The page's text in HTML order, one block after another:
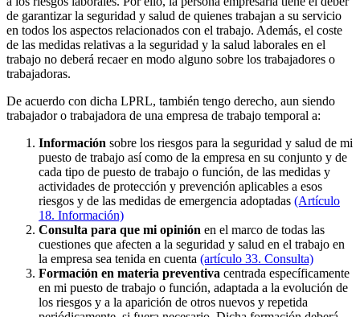
de garantizar la seguridad y salud de quienes trabajan a su servicio
en todos los aspectos relacionados con el trabajo. Además, el coste
de las medidas relativas a la seguridad y la salud laborales en el
trabajo no deberá recaer en modo alguno sobre los trabajadores o
trabajadoras.
De acuerdo con dicha LPRL, también tengo derecho, aun siendo
trabajador o trabajadora de una empresa de trabajo temporal a:
Información sobre los riesgos para la seguridad y salud de mi
puesto de trabajo así como de la empresa en su conjunto y de
cada tipo de puesto de trabajo o función, de las medidas y
actividades de protección y prevención aplicables a esos
riesgos y de las medidas de emergencia adoptadas (Artículo
18. Información)
Consulta para que mi opinión en el marco de todas las
cuestiones que afecten a la seguridad y salud en el trabajo en
la empresa sea tenida en cuenta (artículo 33. Consulta)
Formación en materia preventiva centrada específicamente
en mi puesto de trabajo o función, adaptada a la evolución de
los riesgos y a la aparición de otros nuevos y repetida